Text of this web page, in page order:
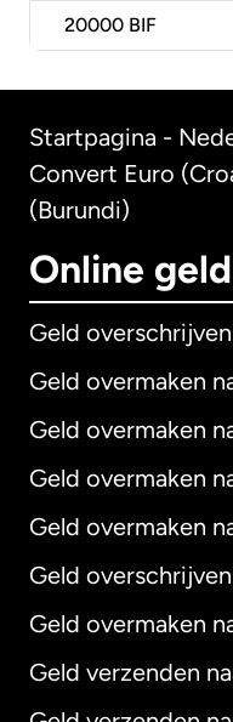
20000 BIF
Startpagina -
Convert Euro
(Burundi)
Online
Geld
Geld overmaken
Geld overmaken
Geld overmaken
Geld overmaken
Geld
Geld overmaken
Geld verzenden